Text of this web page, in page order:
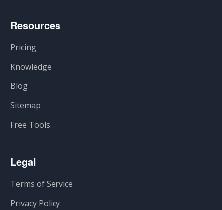
Resources
Pricing
Knowledge
Blog
Sitemap
Free Tools
Legal
Terms of Service
Privacy Policy